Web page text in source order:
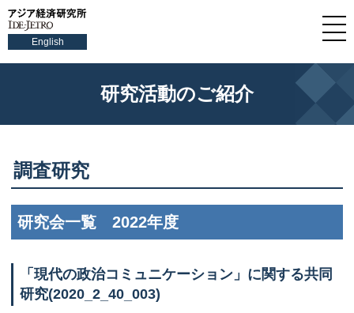
English
研究活動のご紹介
調査研究
研究会一覧 2022年度
「現代の政治コミュニケーション」に関する共同
研究(2020_2_40_003)